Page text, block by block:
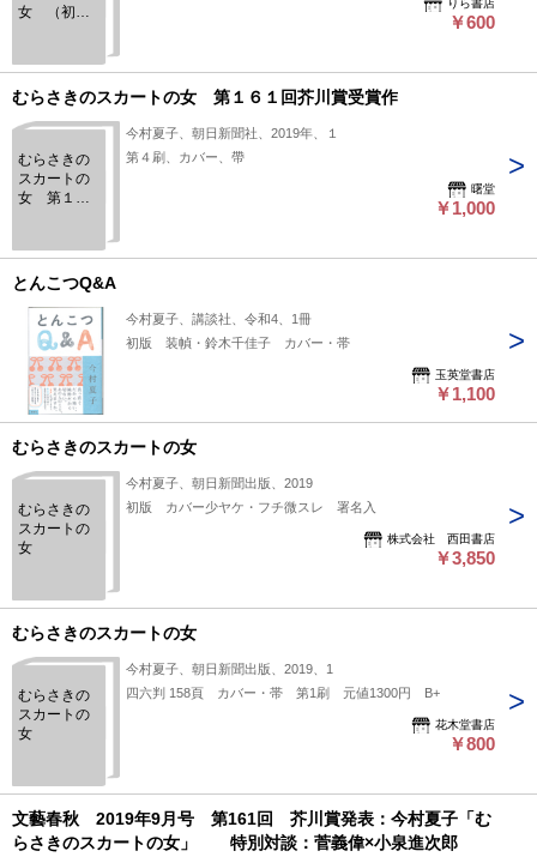
女 （初
りら書店
￥600
むらさきのスカートの女 第１６１回芥川賞受賞作
むらさきの
スカートの
女 第１６
今村夏子、朝日新聞社、2019年、１
第４刷、カバー、帶
曙堂
￥1,000
とんこつQ&A
今村夏子、講談社、令和4、1冊
初版 装幀・鈴木千佳子 カバー・帯
玉英堂書店
￥1,100
むらさきのスカートの女
むらさきの
スカートの
女
今村夏子、朝日新聞出版、2019
初版 カバー少ヤケ・フチ微スレ 署名入
株式会社 西田書店
￥3,850
むらさきのスカートの女
むらさきの
スカートの
女
今村夏子、朝日新聞出版、2019、1
四六判 158頁 カバー・帯 第1刷 元値1300円 B+
花木堂書店
￥800
文藝春秋 2019年9月号 第161回 芥川賞発表：今村夏子「む
らさきのスカートの女」 特別対談：菅義偉×小泉進次郎